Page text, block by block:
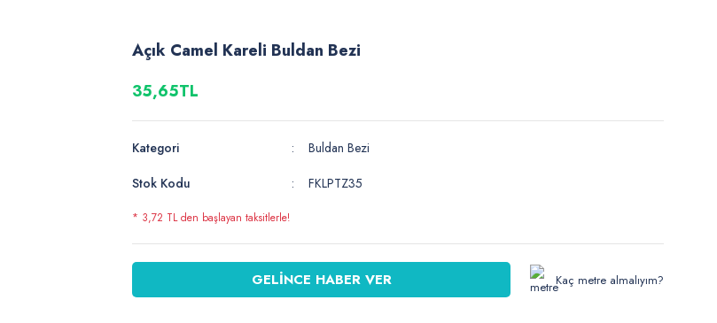
Açık Camel Kareli Buldan Bezi
35,65TL
Kategori
Buldan Bezi
Stok Kodu
FKLPTZ35
* 3,72 TL den başlayan taksitlerle!
GELİNCE HABER VER Kaç metre almalıyım?